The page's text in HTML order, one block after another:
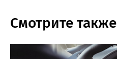
Смотрите также